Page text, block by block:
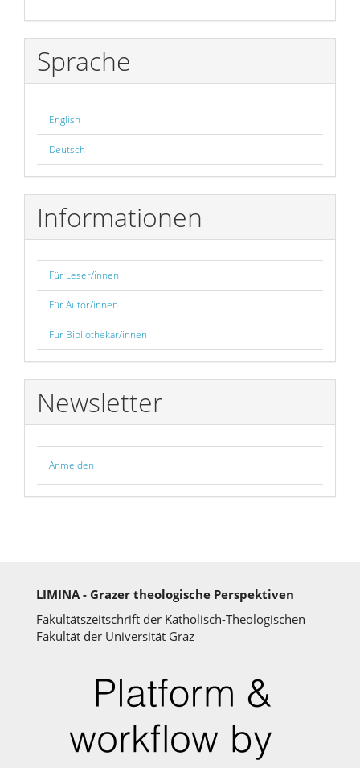
Sprache
English
Deutsch
Informationen
Für Leser/innen
Für Autor/innen
Für Bibliothekar/innen
Newsletter
Anmelden
LIMINA - Grazer theologische Perspektiven
Fakultätszeitschrift der Katholisch-Theologischen
Fakultät der Universität Graz